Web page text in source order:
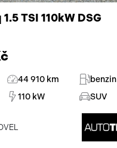
TSI 110kW DSG
44 910 km
benzin
110 kW SUV